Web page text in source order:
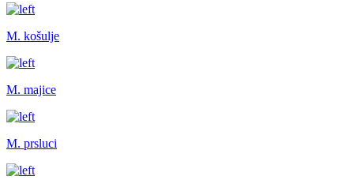
M. košulje
M. majice
M. prsluci